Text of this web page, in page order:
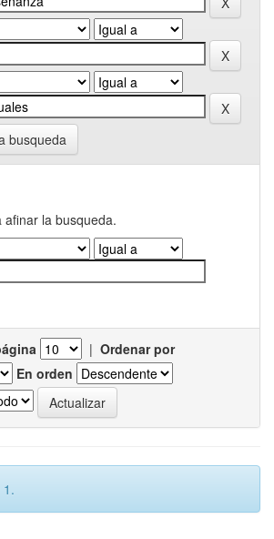
busqueda
afinar la busqueda.
| Ordenar por
En orden